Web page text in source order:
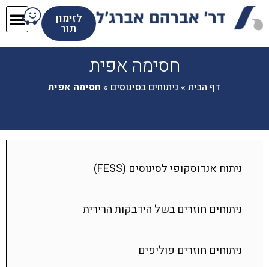
לזימון
תור
חסימה אפית
דף הבית » ניתוחים בסינוסים » חסימה אפית
ניתוח אנדוסקופי לסינוסים (FESS)
ניתוחים חוזרים בשל הידבקות הרירית
ניתוחים חוזרים פוליפים